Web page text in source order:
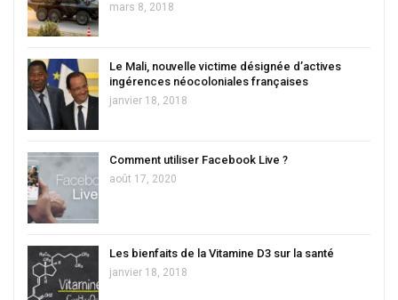
mars 8, 2018
Le Mali, nouvelle victime désignée d’actives
ingérences néocoloniales françaises
janvier 18, 2018
Comment utiliser Facebook Live ?
août 17, 2020
Les bienfaits de la Vitamine D3 sur la santé
janvier 18, 2018